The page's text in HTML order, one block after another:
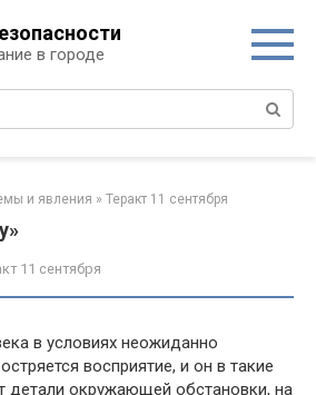
в городе
и явления » Теракт 11 сентября
11 сентября
в условиях неожиданно
восприятие, и он в такие
детали окружающей обстановки, на